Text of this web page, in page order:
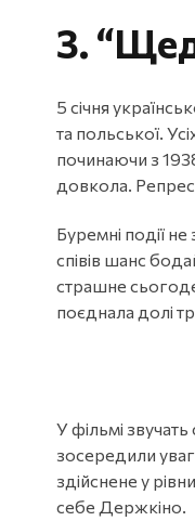
3.
5 січня
та польської.
починаючи з
довкола.
Буремні події
співів шанс
страшне
поєднала долі
У фільмі
зосередили
здійснене у
себе Держкіно.